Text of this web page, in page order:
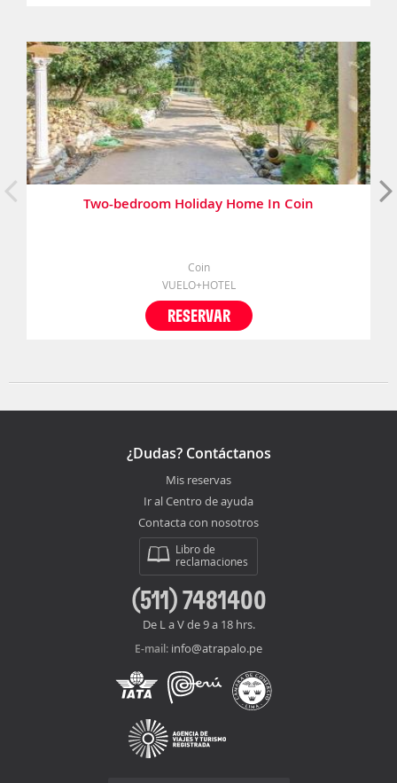
Two-bedroom Holiday Home In Coin
Coin
VUELO+HOTEL
RESERVAR
¿Dudas? Contáctanos
Mis reservas
Ir al Centro de ayuda
Contacta con nosotros
Libro de
reclamaciones
(511) 7481400
De L a V de 9 a 18 hrs.
E-mail: info@atrapalo.pe